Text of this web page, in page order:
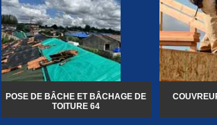
POSE DE BÂCHE ET BÂCHAGE DE
TOITURE 64